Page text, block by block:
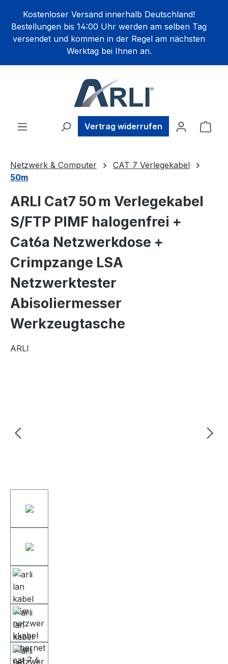
springen
Kostenloser Versand innerhalb Deutschland!
Bestellungen bis 14:00 Uhr werden am selben Tag
versendet und kommen in der Regel am nächsten
Werktag bei Ihnen an.
Vertrag widerrufen
Netzwerk & Computer
CAT 7 Verlegekabel
50m
ARLI Cat7 50 m Verlegekabel
S/FTP PIMF halogenfrei +
Cat6a Netzwerkdose +
Crimpzange LSA
Netzwerktester
Abisoliermesser
Werkzeugtasche
ARLI